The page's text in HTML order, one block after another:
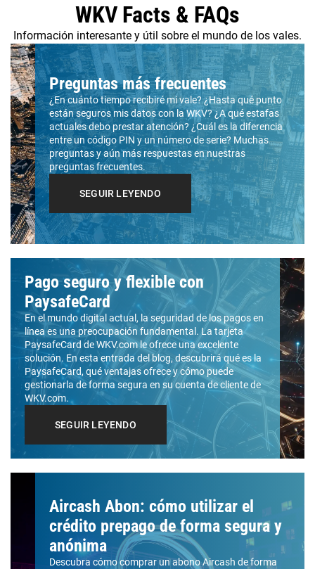
WKV Facts & FAQs
Información interesante y útil sobre el mundo de los vales.
Preguntas más frecuentes
¿En cuánto tiempo recibiré mi vale? ¿Hasta qué punto
están seguros mis datos con la WKV? ¿A qué estafas
actuales debo prestar atención? ¿Cuál es la diferencia
entre un código PIN y un número de serie? Muchas
preguntas y aún más respuestas en nuestras
preguntas frecuentes.
SEGUIR LEYENDO
Pago seguro y flexible con
PaysafeCard
En el mundo digital actual, la seguridad de los pagos en
línea es una preocupación fundamental. La tarjeta
PaysafeCard de WKV.com le ofrece una excelente
solución. En esta entrada del blog, descubrirá qué es la
PaysafeCard, qué ventajas ofrece y cómo puede
gestionarla de forma segura en su cuenta de cliente de
WKV.com.
SEGUIR LEYENDO
Aircash Abon: cómo utilizar el
crédito prepago de forma segura y
anónima
Descubra cómo comprar un abono Aircash de forma